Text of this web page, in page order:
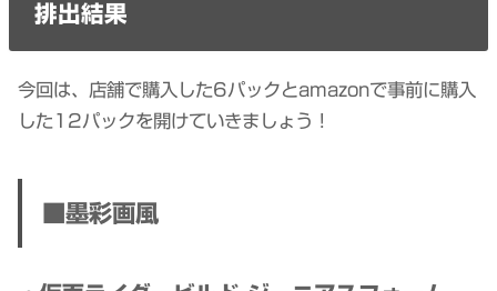
排出結果
今回は、店舗で購入した6パックとamazonで事前に購入
した12パックを開けていきましょう！
■墨彩画風